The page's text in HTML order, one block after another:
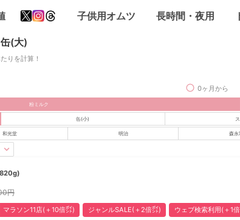
子供用オムツ 長時間・夜用
(大)
りを計算！
0ヶ月から
粉ミルク
缶(小)
和光堂 明治 森永
円
マラソン11店(＋10倍㌽) ジャンルSALE(＋2倍㌽) ウェブ検索利用(＋1